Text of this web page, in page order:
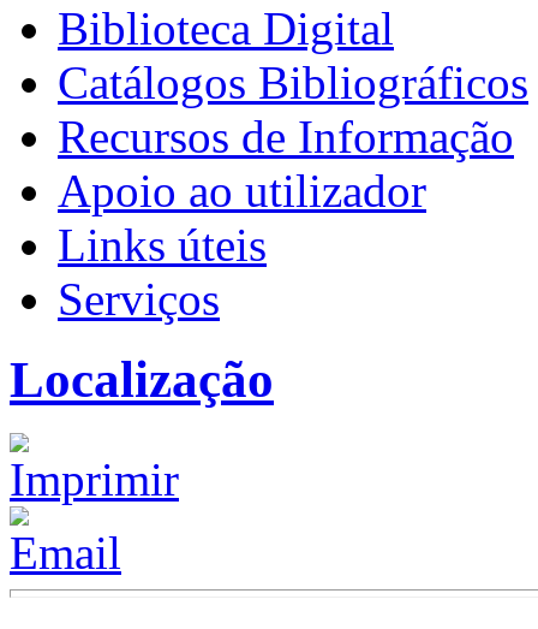
Biblioteca Digital
Catálogos Bibliográficos
Recursos de Informação
Apoio ao utilizador
Links úteis
Serviços
Localização